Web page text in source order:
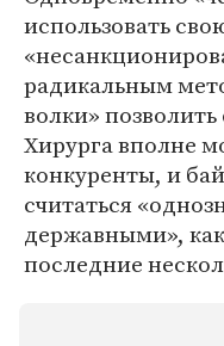
использовать
радикальным
волки»
Хирурга вполне
конкуренты, и
считаться
державными»,
последние